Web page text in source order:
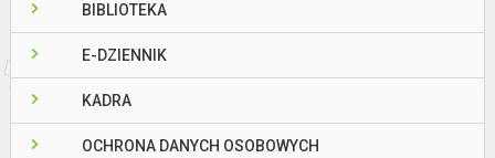
BIBLIOTEKA
E-DZIENNIK
KADRA
OCHRONA DANYCH OSOBOWYCH